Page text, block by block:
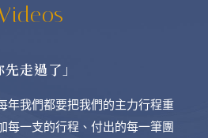
走過了」
年我們都要把我們的主力行程重
每一支的行程、付出的每一筆團